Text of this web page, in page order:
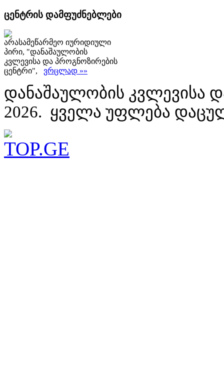
ცენტრის დამფუძნებლები
არასამეწარმეო იურიდიული
პირი, "დანაშაულობის
კვლევისა და პროგნოზირების
ცენტრი", ვრცლად »»
დანაშაულობის კვლევისა
2026. ყველა უფლება